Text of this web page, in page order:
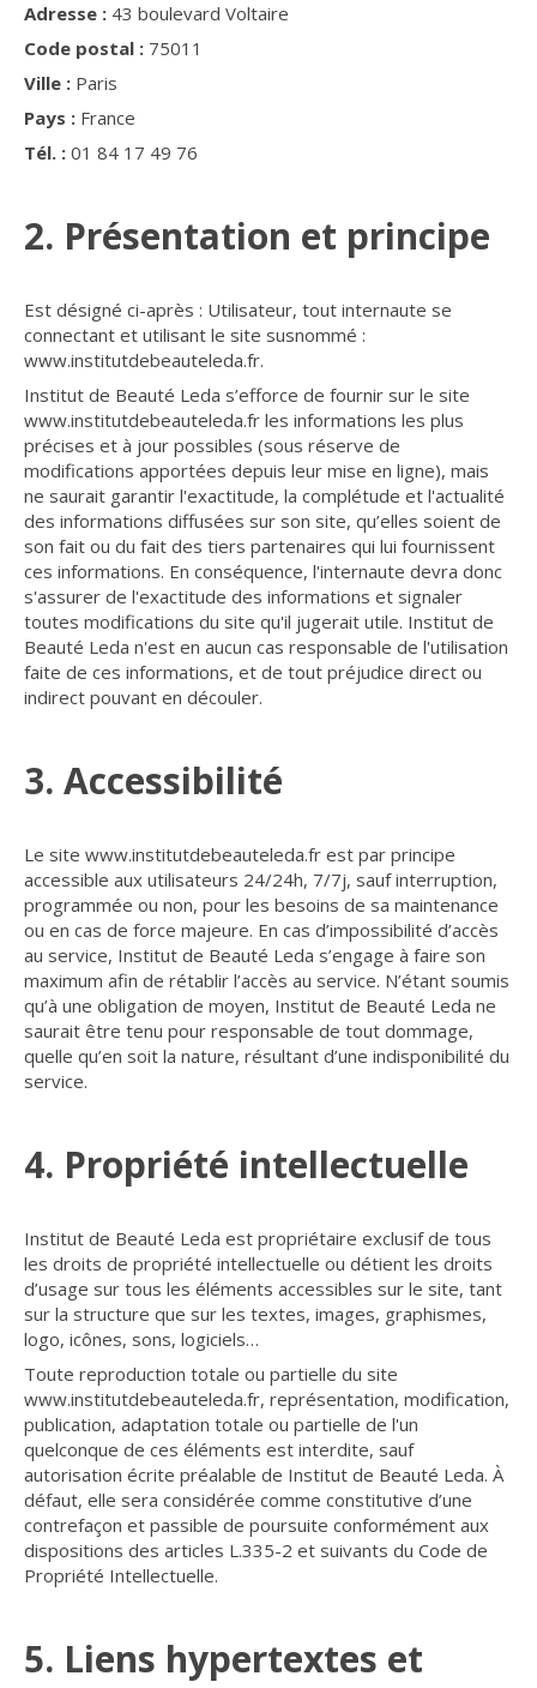
Adresse : 43 boulevard Voltaire
Code postal : 75011
Ville : Paris
Pays : France
Tél. : 01 84 17 49 76
2. Présentation et principe
Est désigné ci-après : Utilisateur, tout internaute se
connectant et utilisant le site susnommé :
www.institutdebeauteleda.fr.
Institut de Beauté Leda s’efforce de fournir sur le site
www.institutdebeauteleda.fr les informations les plus
précises et à jour possibles (sous réserve de
modifications apportées depuis leur mise en ligne), mais
ne saurait garantir l'exactitude, la complétude et l'actualité
des informations diffusées sur son site, qu’elles soient de
son fait ou du fait des tiers partenaires qui lui fournissent
ces informations. En conséquence, l'internaute devra donc
s'assurer de l'exactitude des informations et signaler
toutes modifications du site qu'il jugerait utile. Institut de
Beauté Leda n'est en aucun cas responsable de l'utilisation
faite de ces informations, et de tout préjudice direct ou
indirect pouvant en découler.
3. Accessibilité
Le site www.institutdebeauteleda.fr est par principe
accessible aux utilisateurs 24/24h, 7/7j, sauf interruption,
programmée ou non, pour les besoins de sa maintenance
ou en cas de force majeure. En cas d’impossibilité d’accès
au service, Institut de Beauté Leda s’engage à faire son
maximum afin de rétablir l’accès au service. N’étant soumis
qu’à une obligation de moyen, Institut de Beauté Leda ne
saurait être tenu pour responsable de tout dommage,
quelle qu’en soit la nature, résultant d’une indisponibilité du
service.
4. Propriété intellectuelle
Institut de Beauté Leda est propriétaire exclusif de tous
les droits de propriété intellectuelle ou détient les droits
d’usage sur tous les éléments accessibles sur le site, tant
sur la structure que sur les textes, images, graphismes,
logo, icônes, sons, logiciels…
Toute reproduction totale ou partielle du site
www.institutdebeauteleda.fr, représentation, modification,
publication, adaptation totale ou partielle de l'un
quelconque de ces éléments est interdite, sauf
autorisation écrite préalable de Institut de Beauté Leda. À
défaut, elle sera considérée comme constitutive d’une
contrefaçon et passible de poursuite conformément aux
dispositions des articles L.335-2 et suivants du Code de
Propriété Intellectuelle.
5. Liens hypertextes et